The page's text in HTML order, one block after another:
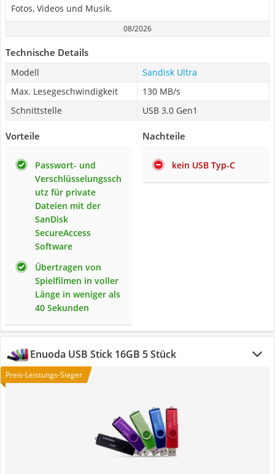
Fotos, Videos und Musik.
08/2026
Technische Details
Modell
Sandisk Ultra
Max. Lesegeschwindigkeit
130 MB/s
Schnittstelle
USB 3.0 Gen1
Vorteile
Passwort- und
Verschlüsselungssch
utz für private
Dateien mit der
SanDisk
SecureAccess
Software
Übertragen von
Spielfilmen in voller
Länge in weniger als
40 Sekunden
Nachteile
kein USB Typ-C
Enuoda USB Stick 16GB 5 Stück
Preis-Leistungs-Sieger